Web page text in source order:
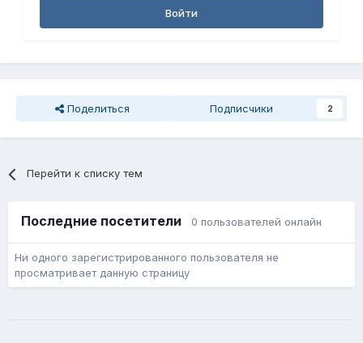
Войти
Поделиться Подписчики 2
Перейти к списку тем
Последние посетители 0 пользователей онлайн
Ни одного зарегистрированного пользователя не
просматривает данную страницу